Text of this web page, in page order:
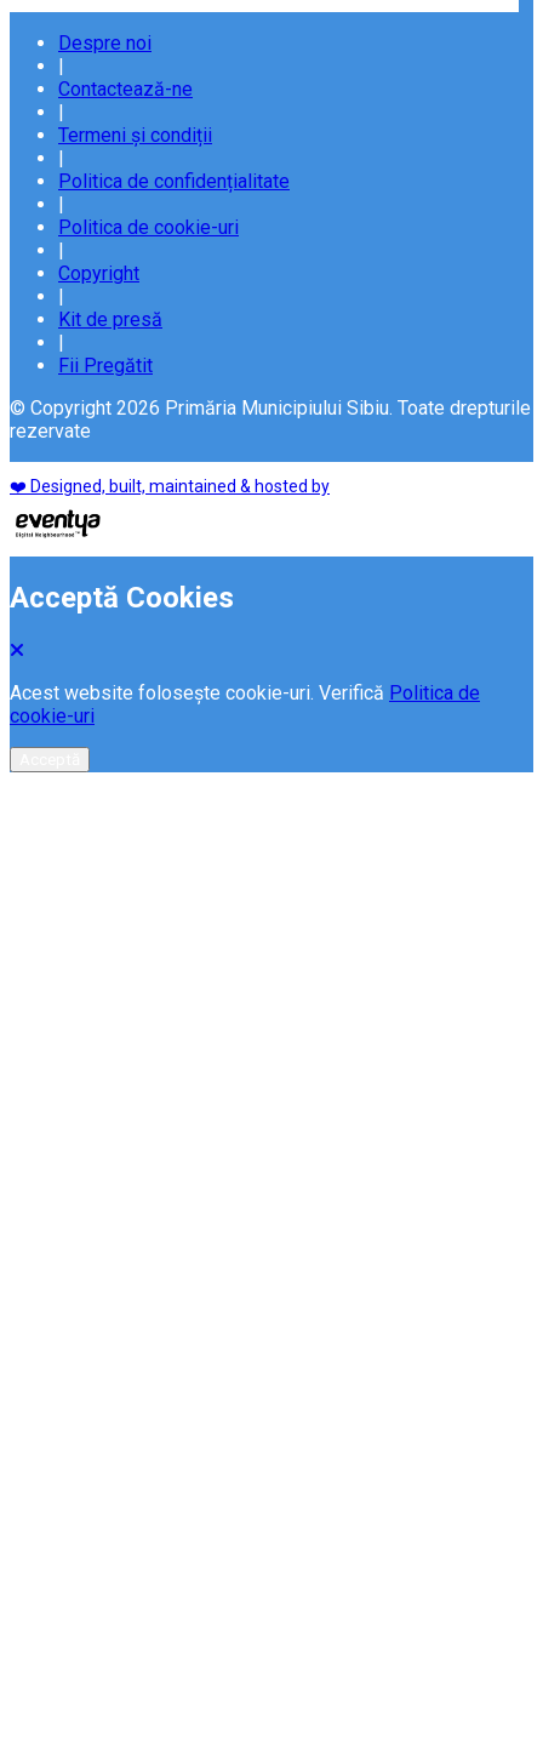
Despre noi
Contactează-ne
Termeni și condiții
Politica de confidențialitate
Politica de cookie-uri
Copyright
Kit de presă
Fii Pregătit
© Copyright 2026 Primăria Municipiului Sibiu. Toate drepturile
rezervate
❤️ Designed, built, maintained & hosted by
Acceptă Cookies
Acest website folosește cookie-uri. Verifică Politica de
cookie-uri